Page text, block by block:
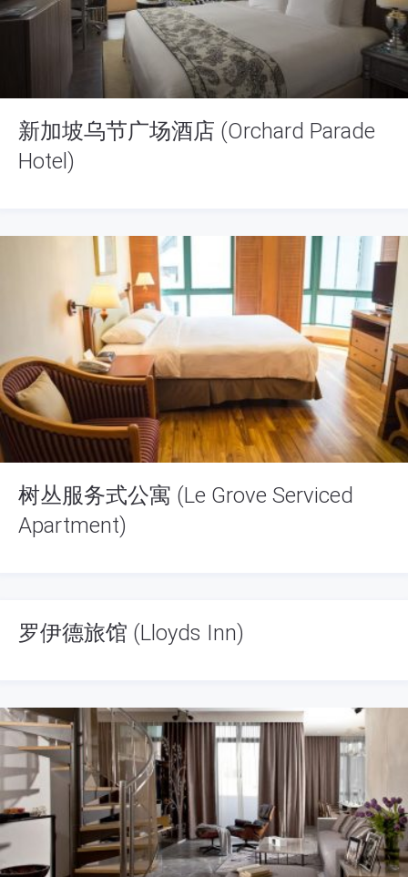
新加坡乌节广场酒店 (Orchard Parade
Hotel)
树丛服务式公寓 (Le Grove Serviced
Apartment)
罗伊德旅馆 (Lloyds Inn)